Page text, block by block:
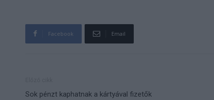
Facebook Email
Sok pénzt kaphatnak a kártyával fizetők